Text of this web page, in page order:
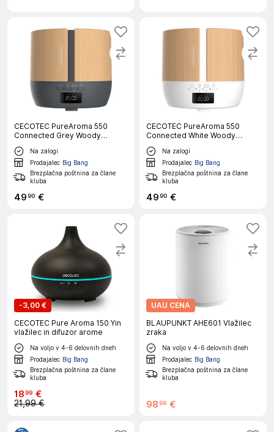
CECOTEC PureAroma 550
Connected Grey Woody
Difuzor arome
Na zalogi
Prodajalec Big Bang
Brezplačna poštnina za člane
kluba
4990 €
CECOTEC PureAroma 550
Connected White Woody
aroma difuzor
Na zalogi
Prodajalec Big Bang
Brezplačna poštnina za člane
kluba
4990 €
-3,00 €
CECOTEC Pure Aroma 150 Yin
vlažilec in difuzor arome
Na voljo v 4-6 delovnih dneh
Prodajalec Big Bang
Brezplačna poštnina za člane
kluba
1899 €
21,99 €
UAU CENA
BLAUPUNKT AHE601 Vlažilec
zraka
Na voljo v 4-6 delovnih dneh
Prodajalec Big Bang
Brezplačna poštnina za člane
kluba
98 99 €